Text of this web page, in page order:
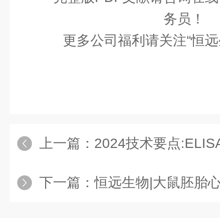
务员！
更多公司福利请关注“恒
上一篇： 2024技术要点
下一篇：恒远生物|大鼠胚胎心肌